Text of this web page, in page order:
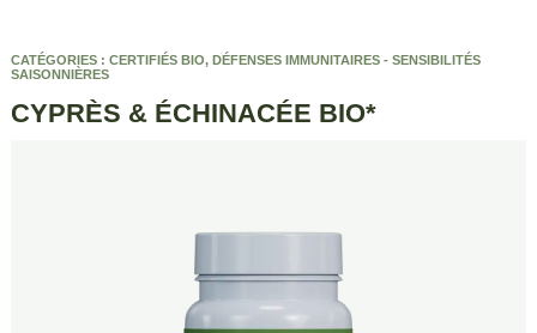
CATÉGORIES : CERTIFIÉS BIO, DÉFENSES IMMUNITAIRES - SENSIBILITÉS
SAISONNIÈRES
CYPRÈS & ÉCHINACÉE BIO*